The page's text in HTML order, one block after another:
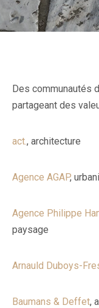
Des communautés
partageant des
act., architecture
Agence AGAP,
Agence Philippe
paysage
Arnauld Duboys-
Baumans & Deffet,